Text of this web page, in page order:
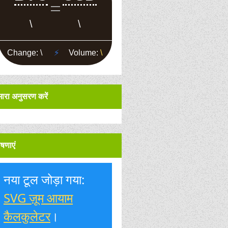
अनुसरण करें
नया टूल जोड़ा गया:
SVG ज़ूम आयाम
कैलकुलेटर।